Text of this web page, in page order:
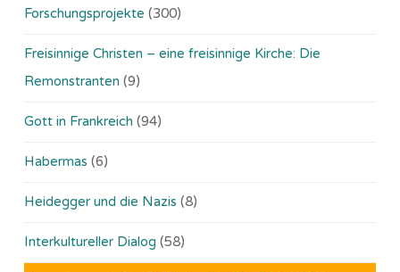
Forschungsprojekte (300)
Freisinnige Christen – eine freisinnige Kirche: Die
Remonstranten (9)
Gott in Frankreich (94)
Habermas (6)
Heidegger und die Nazis (8)
Interkultureller Dialog (58)